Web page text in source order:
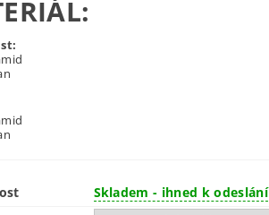
Skladem - ihned k odeslání